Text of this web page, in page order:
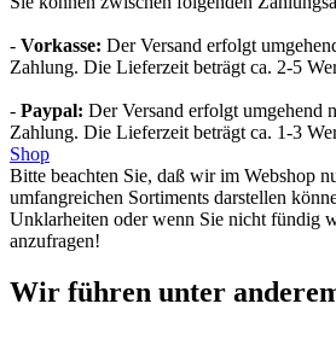
- Vorkasse: Der Versand erfolgt
Zahlung. Die Lieferzeit beträgt ca. 2-5
- Paypal: Der Versand erfolgt umgehend
Zahlung. Die Lieferzeit beträgt ca. 1-3
Shop
Bitte beachten Sie, daß wir im Webshop
umfangreichen Sortiments darstellen
Unklarheiten oder wenn Sie nicht fündig
anzufragen!
Wir führen unter